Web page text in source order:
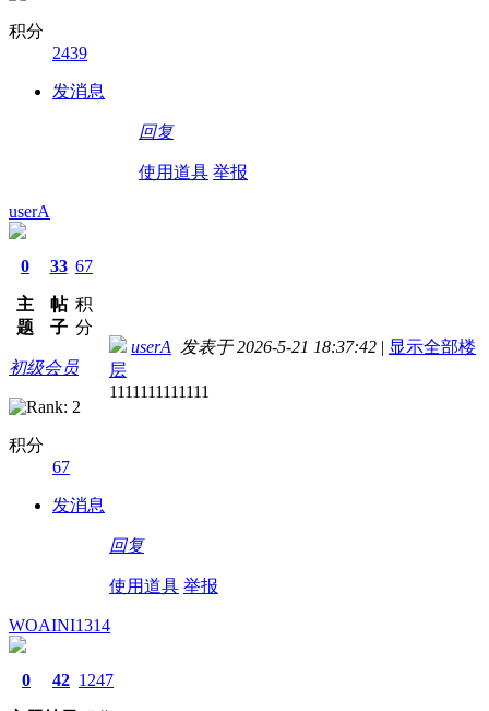
积分
2439
发消息
回复
使用道具 举报
userA
0
主
题
33
帖
子
67
积
分
初级会员
积分
67
发消息
userA 发表于 2026-5-21 18:37:42 | 显示全部楼
层
1111111111111
回复
使用道具 举报
WOAINI1314
0 42 1247